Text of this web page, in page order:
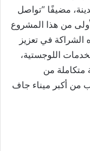
مضيفًا “تواصل
من هذا المشروع
الشراكة في تعزيز
اللوجستية،
من
من أكبر ميناء جاف